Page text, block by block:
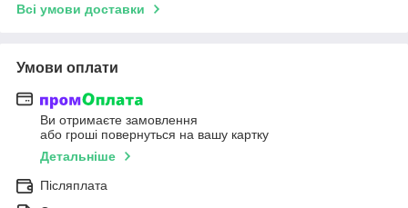
Всі умови доставки
Умови оплати
Ви отримаєте замовлення
або гроші повернуться на вашу картку
Детальніше
Післяплата